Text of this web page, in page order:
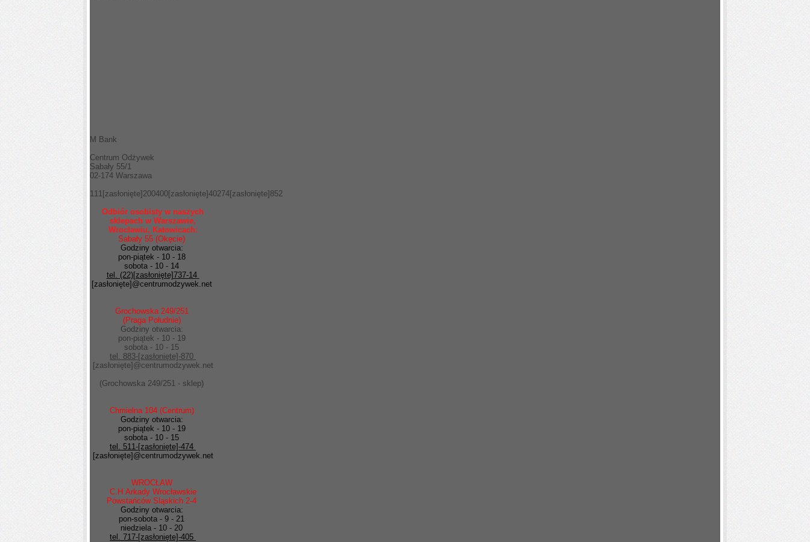
M Bank
Centrum Odżywek
Sabały 55/1
02-174 Warszawa
111[zasłonięte] 200400[zasłonięte] 40274[zasłonięte] 852
Odbiór osobisty w naszych
sklepach w Warszawie,
Wrocławiu, Katowicach:
Sabały 55 (Okęcie)
Godziny otwarcia:
pon-piątek - 10 - 18
sobota - 10 - 14
tel. (22)[zasłonięte]737-14
[zasłonięte] @centrumodzywek.net
Grochowska 249/251
(Praga Południe)
Godziny otwarcia:
pon-piątek - 10 - 19
sobota - 10 - 15
tel. 883-[zasłonięte] -870
[zasłonięte] @centrumodzywek.net
(Grochowska 249/251 - sklep)
Chmielna 104 (Centrum)
Godziny otwarcia:
pon-piątek - 10 - 19
sobota - 10 - 15
tel. 511-[zasłonięte]-474
[zasłonięte] @centrumodzywek.net
WROCŁAW
C.H Arkady Wrocławskie
Powstańców Sląskich 2-4
Godziny otwarcia:
pon-sobota - 9 - 21
niedziela - 10 - 20
tel. 717-[zasłonięte]-405